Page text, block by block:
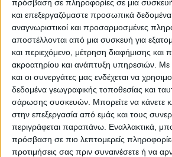
πρόσβαση σε πληροφορίες σε μια
και επεξεργαζόμαστε προσωπικά
αναγνωριστικοί και προσαρμοσμένες
αποστέλλονται από μια συσκευή για
και περιεχόμενο, μέτρηση διαφήμισης και
ακροατηρίου και ανάπτυξη υπηρεσιών. Με
και οι συνεργάτες μας ενδέχεται να
δεδομένα γεωγραφικής τοποθεσίας και
σάρωσης συσκευών. Μπορείτε να κάνετε
στην επεξεργασία από εμάς και τους
περιγράφεται παραπάνω. Εναλλακτικά,
πρόσβαση σε πιο λεπτομερείς
προτιμήσεις σας πριν συναινέσετε ή να